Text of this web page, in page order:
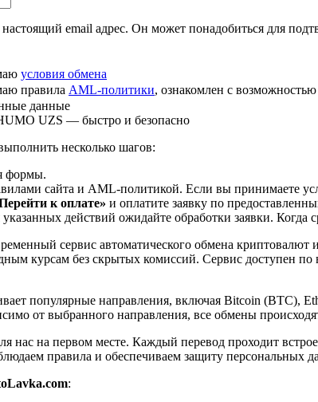
email адрес. Он может понадобиться для
условия обмена
правила AML-политики, ознакомлен с возможностью
данные
UZS — быстро и безопасно
несколько шагов:
формы.
сайта и AML-политикой. Если вы принимаете
к оплате» и оплатите заявку по
действий ожидайте обработки заявки. Когда
сервис автоматического обмена
курсам без скрытых комиссий. Сервис доступен
популярные направления, включая Bitcoin (BTC),
от выбранного направления, все обмены
нас на первом месте. Каждый перевод проходит
правила и обеспечиваем защиту персональных
: